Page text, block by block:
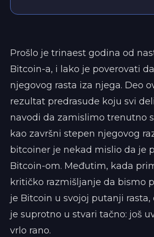
Prošlo je trinaest godina od
Bitcoin-a, i lako je poverovati
njegovog rasta iza njega. Deo
rezultat predrasude koju svi
navodi da zamislimo trenutno
kao završni stepen njegovog
bitcoiner je nekad mislio da je
Bitcoin-om. Međutim, kada
kritičko razmišljanje da bismo
je Bitcoin u svojoj putanji
je suprotno u stvari tačno: još
vrlo rano.